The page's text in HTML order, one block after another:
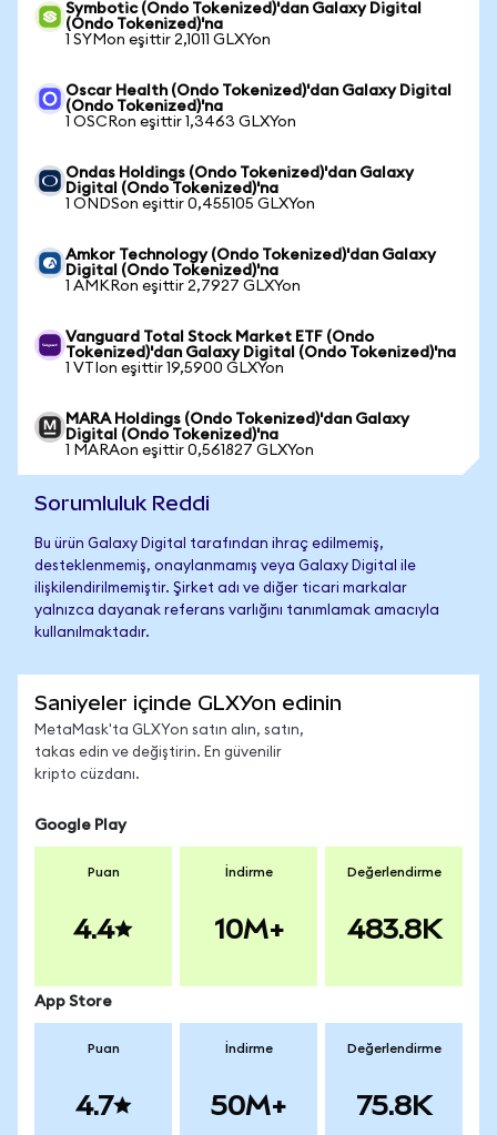
Symbotic (Ondo Tokenized)'dan Galaxy Digital
(Ondo Tokenized)'na
1 SYMon eşittir 2,1011 GLXYon
Oscar Health (Ondo Tokenized)'dan Galaxy Digital
(Ondo Tokenized)'na
1 OSCRon eşittir 1,3463 GLXYon
Ondas Holdings (Ondo Tokenized)'dan Galaxy
Digital (Ondo Tokenized)'na
1 ONDSon eşittir 0,455105 GLXYon
Amkor Technology (Ondo Tokenized)'dan Galaxy
Digital (Ondo Tokenized)'na
1 AMKRon eşittir 2,7927 GLXYon
Vanguard Total Stock Market ETF (Ondo
Tokenized)'dan Galaxy Digital (Ondo Tokenized)'na
1 VTIon eşittir 19,5900 GLXYon
MARA Holdings (Ondo Tokenized)'dan Galaxy
Digital (Ondo Tokenized)'na
1 MARAon eşittir 0,561827 GLXYon
Sorumluluk Reddi
Bu ürün Galaxy Digital tarafından ihraç edilmemiş,
desteklenmemiş, onaylanmamış veya Galaxy Digital ile
ilişkilendirilmemiştir. Şirket adı ve diğer ticari markalar
yalnızca dayanak referans varlığını tanımlamak amacıyla
kullanılmaktadır.
Saniyeler içinde GLXYon edinin
MetaMask'ta GLXYon satın alın, satın,
takas edin ve değiştirin. En güvenilir
kripto cüzdanı.
Google Play
Puan
4.4
İndirme
10M+
Değerlendirme
483.8K
App Store
Puan
4.7
İndirme
50M+
Değerlendirme
75.8K